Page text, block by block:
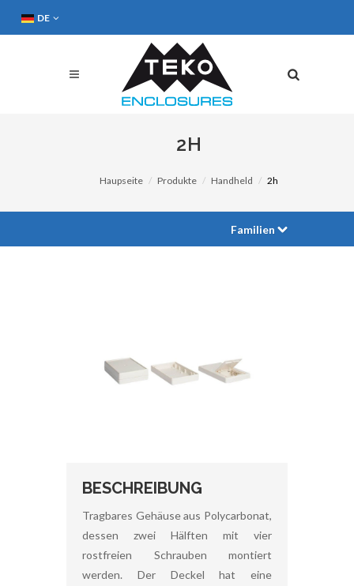
DE
2H
Haupseite Produkte Handheld 2h
Familien
BESCHREIBUNG
Tragbares Gehäuse aus Polycarbonat,
dessen zwei Hälften mit vier
rostfreien Schrauben montiert
werden. Der Deckel hat eine